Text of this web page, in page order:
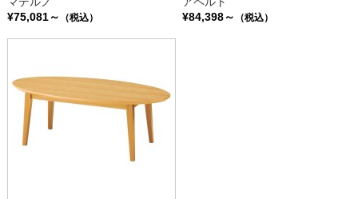
¥75,081～
（税込）
¥84,398～
（税込）